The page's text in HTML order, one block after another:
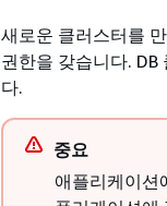
새로운 클러스터를
권한을 갖습니다. DB
다.
중요
애플리케이션